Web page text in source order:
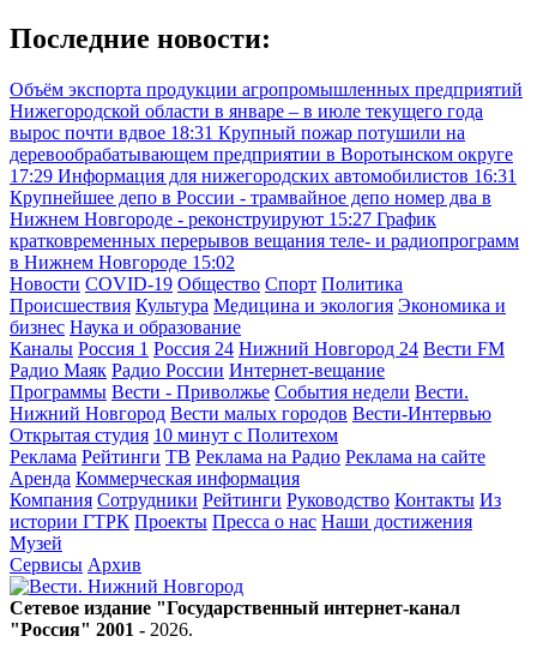
Последние новости:
Объём экспорта продукции агропромышленных предприятий
Нижегородской области в январе – в июле текущего года
вырос почти вдвое 18:31 Крупный пожар потушили на
деревообрабатывающем предприятии в Воротынском округе
17:29 Информация для нижегородских автомобилистов 16:31
Крупнейшее депо в России - трамвайное депо номер два в
Нижнем Новгороде - реконструируют 15:27 График
кратковременных перерывов вещания теле- и радиопрограмм
в Нижнем Новгороде 15:02
Новости COVID-19 Общество Спорт Политика
Происшествия Культура Медицина и экология Экономика и
бизнес Наука и образование
Каналы Россия 1 Россия 24 Нижний Новгород 24 Вести FM
Радио Маяк Радио России Интернет-вещание
Программы Вести - Приволжье События недели Вести.
Нижний Новгород Вести малых городов Вести-Интервью
Открытая студия 10 минут с Политехом
Реклама Рейтинги ТВ Реклама на Радио Реклама на сайте
Аренда Коммерческая информация
Компания Сотрудники Рейтинги Руководство Контакты Из
истории ГТРК Проекты Пресса о нас Наши достижения
Музей
Сервисы Архив
Сетевое издание "Государственный интернет-канал
"Россия" 2001 - 2026.